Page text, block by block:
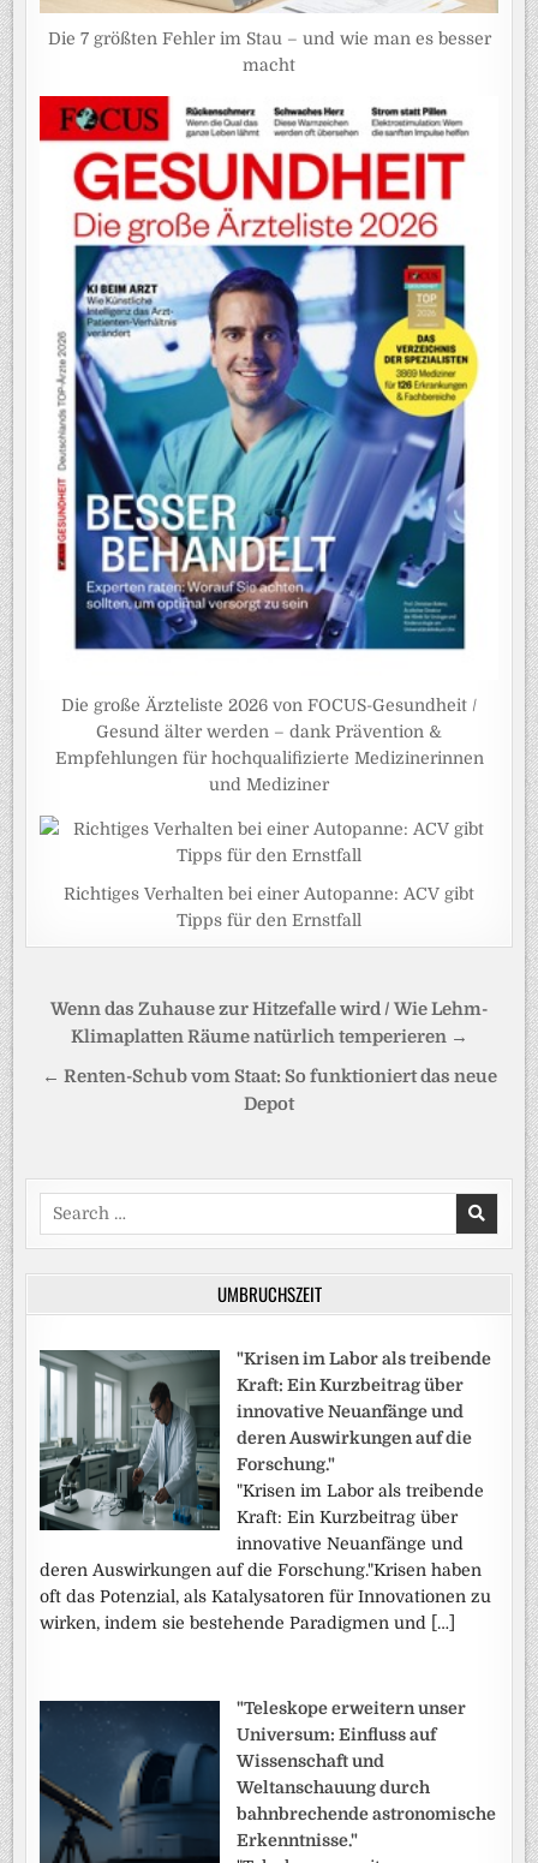
Die 7 größten Fehler im Stau – und wie man es besser
macht
Die große Ärzteliste 2026 von FOCUS-Gesundheit /
Gesund älter werden – dank Prävention &
Empfehlungen für hochqualifizierte Medizinerinnen
und Mediziner
Richtiges Verhalten bei einer Autopanne: ACV gibt
Tipps für den Ernstfall
Beitragsnavigation
Wenn das Zuhause zur Hitzefalle wird / Wie Lehm-
Klimaplatten Räume natürlich temperieren →
← Renten-Schub vom Staat: So funktioniert das neue
Depot
Search
for:
UMBRUCHSZEIT
"Krisen im Labor als treibende
Kraft: Ein Kurzbeitrag über
innovative Neuanfänge und
deren Auswirkungen auf die
Forschung."
"Krisen im Labor als treibende
Kraft: Ein Kurzbeitrag über
innovative Neuanfänge und
deren Auswirkungen auf die Forschung."Krisen haben
oft das Potenzial, als Katalysatoren für Innovationen zu
wirken, indem sie bestehende Paradigmen und […]
"Teleskope erweitern unser
Universum: Einfluss auf
Wissenschaft und
Weltanschauung durch
bahnbrechende astronomische
Erkenntnisse."